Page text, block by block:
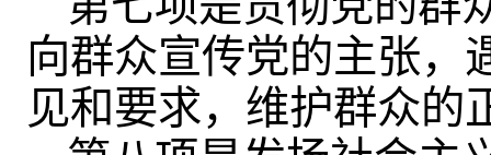
向群众宣传党的主张，
见和要求，维护群众的